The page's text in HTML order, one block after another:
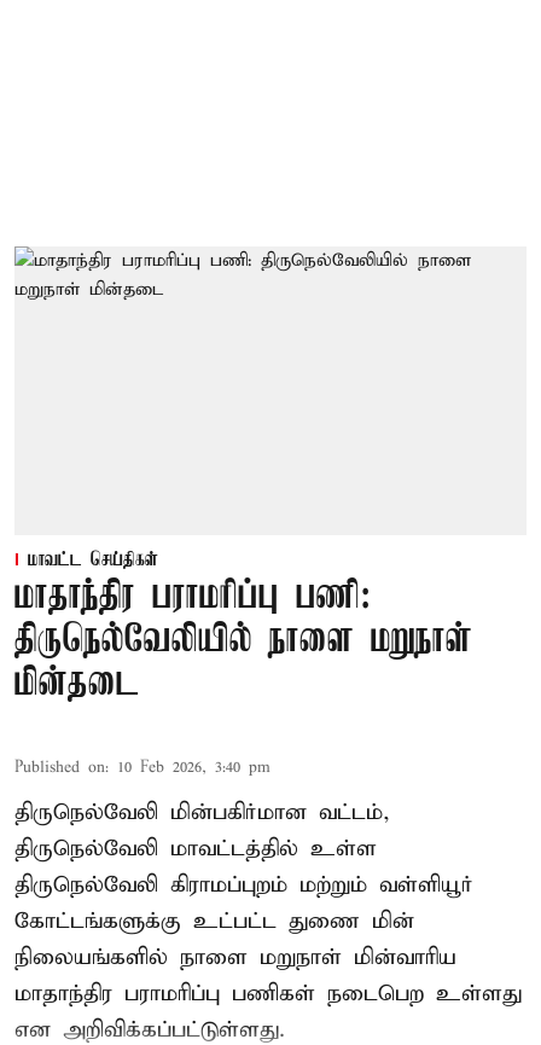
மாவட்ட செய்திகள்
மாதாந்திர பராமரிப்பு பணி:
திருநெல்வேலியில் நாளை மறுநாள்
மின்தடை
Published on: 10 Feb 2026, 3:40 pm
திருநெல்வேலி மின்பகிர்மான வட்டம்,
திருநெல்வேலி மாவட்டத்தில் உள்ள
திருநெல்வேலி கிராமப்புறம் மற்றும் வள்ளியூர்
கோட்டங்களுக்கு உட்பட்ட துணை மின்
நிலையங்களில் நாளை மறுநாள் மின்வாரிய
மாதாந்திர பராமரிப்பு பணிகள் நடைபெற உள்ளது
என அறிவிக்கப்பட்டுள்ளது.